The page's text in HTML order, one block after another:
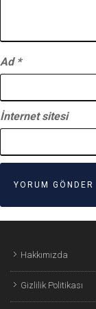
Ad *
İnternet sitesi
Hakkımızda
Gizlilik Politikası